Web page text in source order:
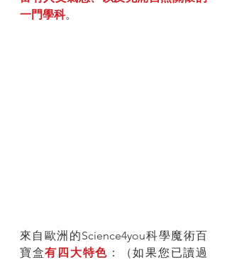
一門學科。
來自歐洲的Science4you科學魔術百
寶盒有四大特色 ：（如果您已讀過